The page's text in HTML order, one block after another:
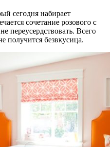
сегодня набирает
сочетание розового с
переусердствовать. Всего
получится безвкусица.